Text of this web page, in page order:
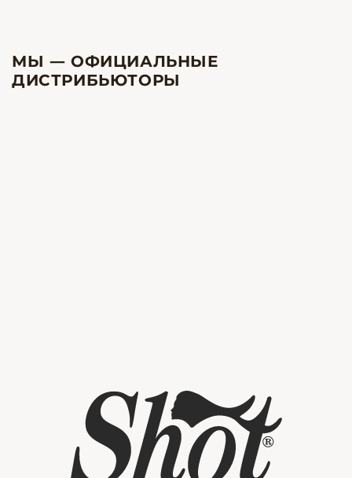
МЫ — ОФИЦИАЛЬНЫЕ
ДИСТРИБЬЮТОРЫ